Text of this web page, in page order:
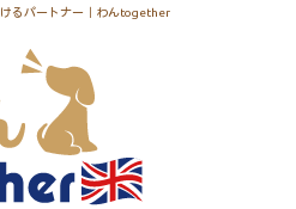
るパートナー｜わんtogether